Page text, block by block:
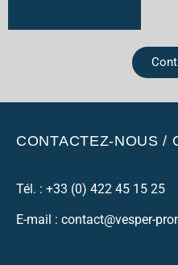
CONTACTEZ-NOUS /
Tél. : +33 (0) 422 45 15 25
E-mail : contact@vesper-